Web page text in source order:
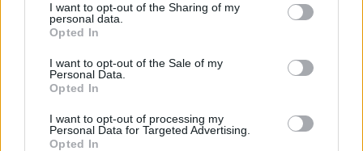
I want to opt-out of the Sharing of my
personal data.
Opted In
I want to opt-out of the Sale of my
Personal Data.
Opted In
I want to opt-out of processing my
Personal Data for Targeted Advertising.
Opted In
milliós illegális cigifogás került elő a raktérből
A bútorszállítmányba rejtett, több mint hatezer doboznyi
csempészárut a pénzügyőrök lefoglalták.